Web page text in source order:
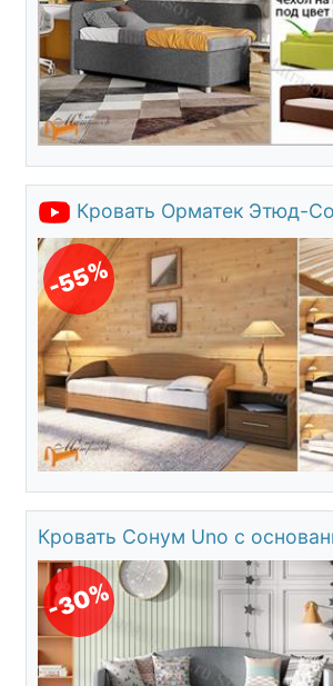
Кровать Орматек Этюд-
-55%
Кровать Сонум Uno с
-30%